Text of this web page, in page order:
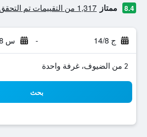
8.4 ممتاز 1,317 من التقييمات تم التحقق منها
ج 14/8 - س 15/8
2 من الضيوف، غرفة واحدة
بحث